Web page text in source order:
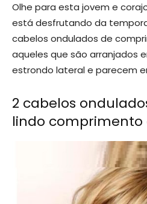
Olhe para esta jovem e
está desfrutando da
cabelos ondulados de
aqueles que são arranjados
estrondo lateral e parecem
2 cabelos
lindo comprimento